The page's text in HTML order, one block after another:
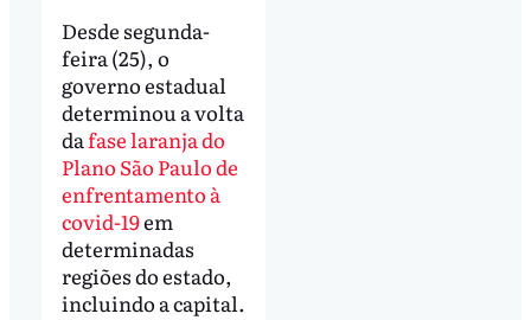
Desde segunda-
feira (25), o
governo estadual
determinou a volta
dafase laranja do
Plano São Paulo de
enfrentamento à
covid-19em
determinadas
regiões do estado,
incluindo a capital.